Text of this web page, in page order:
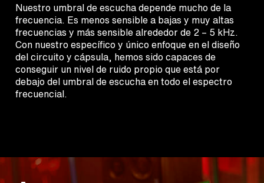
Nuestro umbral de escucha depende mucho de la
frecuencia. Es menos sensible a bajas y muy altas
frecuencias y más sensible alrededor de 2 – 5 kHz.
Con nuestro específico y único enfoque en el diseño
del circuito y cápsula, hemos sido capaces de
conseguir un nivel de ruido propio que está por
debajo del umbral de escucha en todo el espectro
frecuencial.